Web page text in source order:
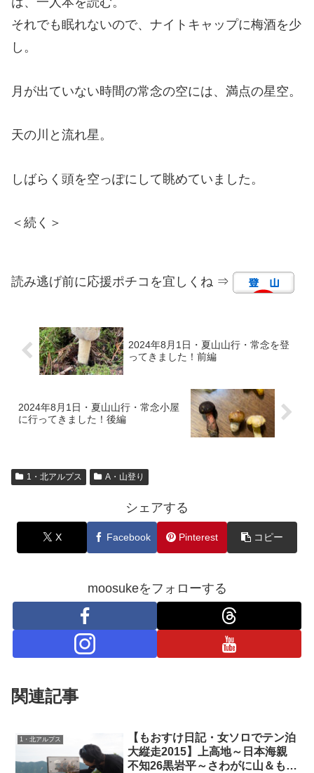
それでも眠れないので、ナイトキャップに梅酒を少
し。
月が出ていない時間の常念の空には、満点の星空。
天の川と流れ星。
しばらく頭を空っぽにして眺めていました。
＜続く＞
読み逃げ前に応援ポチコを宜しくね ⇒
2024年8月1日・夏山山行・常念を登
ってきました！前編
2024年8月1日・夏山山行・常念小屋
に行ってきました！後編
1・北アルプス A・山登り
シェアする
X Facebook Pinterest コピー
moosukeをフォローする
関連記事
1・北アルプス
【もおすけ日記・女ソロでテン泊
大縦走2015】上高地～日本海親
不知26黒岩平～さわがに山＆もお